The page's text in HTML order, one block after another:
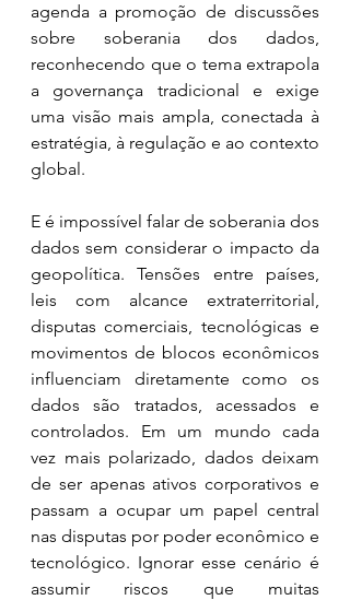
agenda a promoção de discussões
sobre soberania dos dados,
reconhecendo que o tema extrapola
a governança tradicional e exige
uma visão mais ampla, conectada à
estratégia, à regulação e ao contexto
global.
E é impossível falar de soberania dos
dados sem considerar o impacto da
geopolítica. Tensões entre países,
leis com alcance extraterritorial,
disputas comerciais, tecnológicas e
movimentos de blocos econômicos
influenciam diretamente como os
dados são tratados, acessados e
controlados. Em um mundo cada
vez mais polarizado, dados deixam
de ser apenas ativos corporativos e
passam a ocupar um papel central
nas disputas por poder econômico e
tecnológico. Ignorar esse cenário é
assumir riscos que muitas